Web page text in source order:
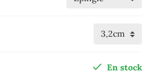
En stock